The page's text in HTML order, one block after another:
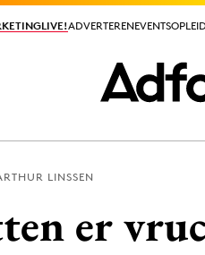
ADVERTERENEVENTS
ADVERTERENEVENTS
LINSSEN
er